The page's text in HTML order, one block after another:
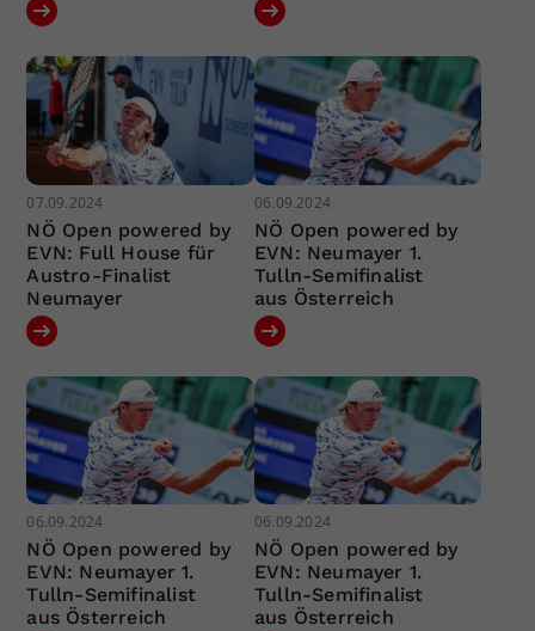
07.09.2024
NÖ Open powered by
EVN: Full House für
Austro-Finalist
Neumayer
06.09.2024
NÖ Open powered by
EVN: Neumayer 1.
Tulln-Semifinalist
aus Österreich
06.09.2024
NÖ Open powered by
EVN: Neumayer 1.
Tulln-Semifinalist
aus Österreich
06.09.2024
NÖ Open powered by
EVN: Neumayer 1.
Tulln-Semifinalist
aus Österreich